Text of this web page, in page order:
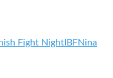
Fight Night IBFNina